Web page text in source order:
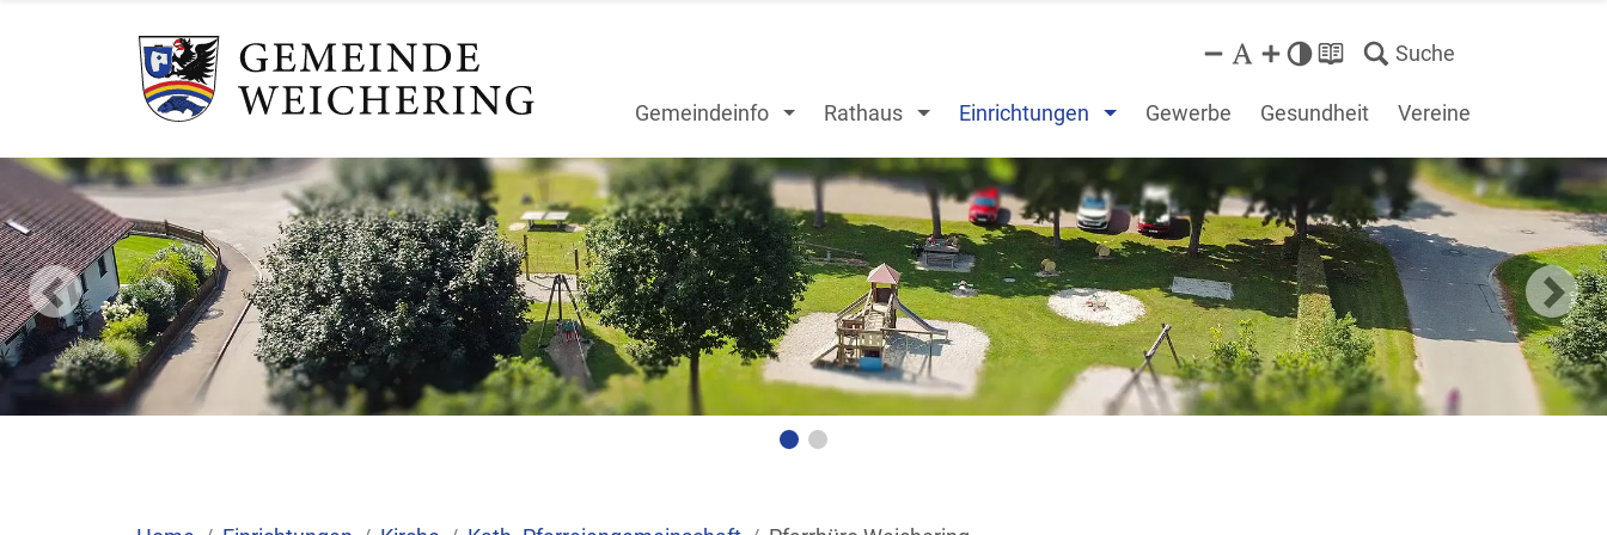
Suche
Gemeindeinfo Rathaus Einrichtungen Gewerbe Gesundheit Vereine